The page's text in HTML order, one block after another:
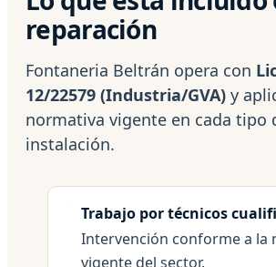
reparación
Fontaneria Beltrán opera con
12/22579 (Industria/GVA) y
normativa vigente en cada tipo
instalación.
Trabajo por técnicos
Intervención conforme a la
vigente del sector.